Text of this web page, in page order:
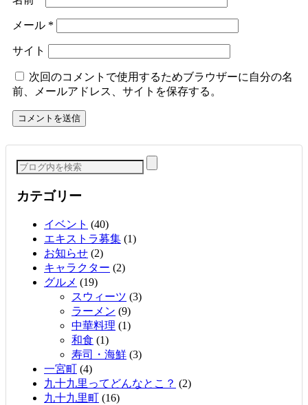
メール *
サイト
次回のコメントで使用するためブラウザーに自分の名
前、メールアドレス、サイトを保存する。
カテゴリー
イベント (40)
エキストラ募集 (1)
お知らせ (2)
キャラクター (2)
グルメ (19)
スウィーツ (3)
ラーメン (9)
中華料理 (1)
和食 (1)
寿司・海鮮 (3)
一宮町 (4)
九十九里ってどんなとこ？ (2)
九十九里町 (16)